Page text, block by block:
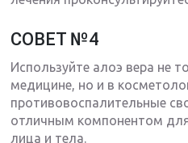
СОВЕТ №4
Используйте алоэ вера не
медицине, но и в
противовоспалительные
отличным компонентом
лица и тела.